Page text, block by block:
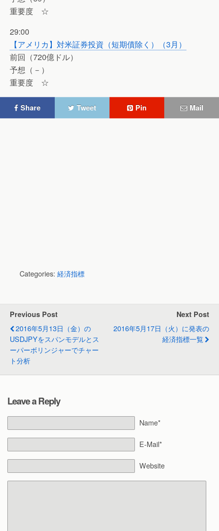
重要度 ☆
29:00
【アメリカ】対米証券投資（短期債除く）（3月）
前回（720億ドル）
予想（－）
重要度 ☆
Share Tweet Pin Mail
Categories: 経済指標
Previous Post
2016年5月13日（金）の
USDJPYをスパンモデルとス
ーパーボリンジャーでチャー
ト分析
Next Post
2016年5月17日（火）に発表の
経済指標一覧
Leave a Reply
Name*
E-Mail*
Website